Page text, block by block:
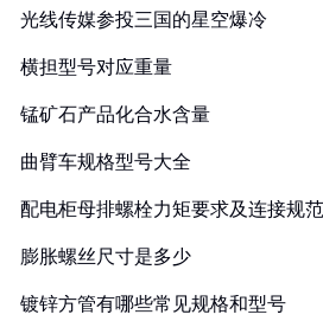
光线传媒参投三国的星空爆冷
横担型号对应重量
锰矿石产品化合水含量
曲臂车规格型号大全
配电柜母排螺栓力矩要求及连接规
膨胀螺丝尺寸是多少
镀锌方管有哪些常见规格和型号